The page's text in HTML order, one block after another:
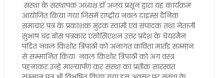
संस्था के संस्थापक अध्यक्ष डॉ अजय प्रसून द्वारा यह कार्यक्रम
आयोजित किया गया जिसमें राष्ट्रीय नवल टाइम्स दैनिक
समाचार पत्र के प्रकाशक मुद्रक स्वामी एवं संपादक तथा नेताजी
सुभाष चंद्र बोस पत्रकार एसोसिएशन उत्तर प्रदेश के चेयरमैन
पंडित नवल किशोर त्रिपाठी को अनागत कविता मार्तंड सम्मान
से सम्मानित किया नवल किशोर त्रिपाठी को अंग वस्त्र
पहनाकर उन्हें माल्यार्पण कर संस्था का प्रतीक सारस्वत